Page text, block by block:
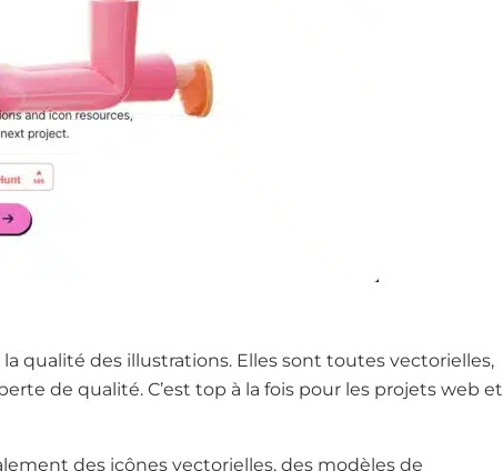
qualité des illustrations. Elles sont toutes vectorielles,
de qualité. C’est top à la fois pour les projets web et
des icônes vectorielles, des modèles de